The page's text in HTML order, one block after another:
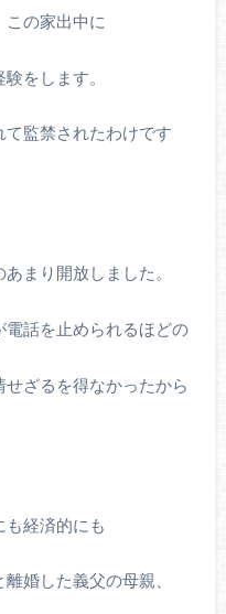
この家出中に
をします。
監禁されたわけです
まり開放しました。
話を止められるほどの
ざるを得なかったから
経済的にも
婚した義父の母親、